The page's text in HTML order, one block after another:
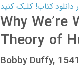
Why
Theory of
Bobby Duffy,